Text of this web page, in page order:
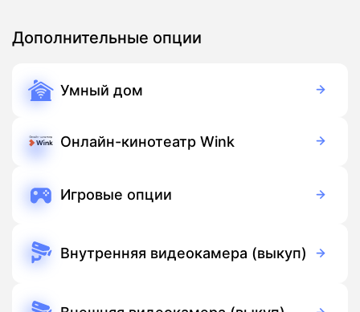
Дополнительные опции
Умный дом
Подписка 900 руб./мес
Онлайн-кинотеатр Wink
Подписка
Игровые опции
Внутренняя видеокамера (выкуп)
Подписка